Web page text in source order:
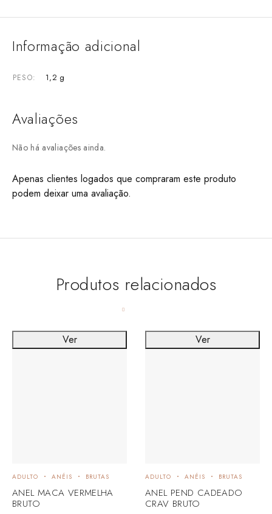
Informação adicional
PESO 1,2 g
Avaliações
Não há avaliações ainda.
Apenas clientes logados que compraram este produto
podem deixar uma avaliação.
Produtos relacionados
ADULTO ANÉIS BRUTAS
ANEL MACA VERMELHA
BRUTO
Ver
ADULTO ANÉIS BRUTAS
ANEL PEND CADEADO
CRAV BRUTO
Ver